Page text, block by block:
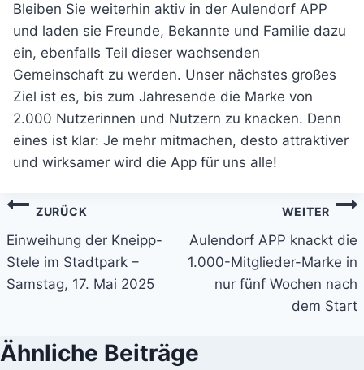
Bleiben Sie weiterhin aktiv in der Aulendorf APP
und laden sie Freunde, Bekannte und Familie dazu
ein, ebenfalls Teil dieser wachsenden
Gemeinschaft zu werden. Unser nächstes großes
Ziel ist es, bis zum Jahresende die Marke von
2.000 Nutzerinnen und Nutzern zu knacken. Denn
eines ist klar: Je mehr mitmachen, desto attraktiver
und wirksamer wird die App für uns alle!
Beitragsnavigation
ZURÜCK
Einweihung der Kneipp-
Stele im Stadtpark –
Samstag, 17. Mai 2025
WEITER
Aulendorf APP knackt die
1.000-Mitglieder-Marke in
nur fünf Wochen nach
dem Start
Ähnliche Beiträge